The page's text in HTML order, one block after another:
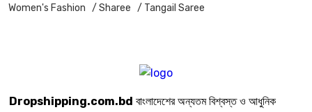
Women's Fashion / Sharee / Tangail Saree
Dropshipping.com.bd বাংলাদেশের অন্যতম বিশ্বস্ত ও আধুনিক